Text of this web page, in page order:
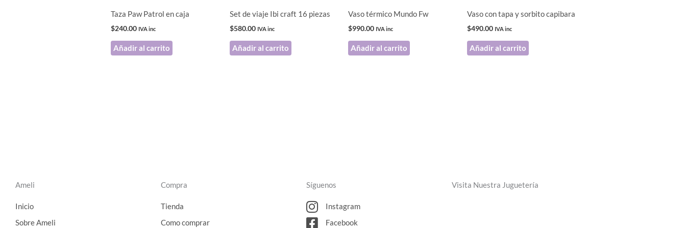
Taza Paw Patrol en caja
$240.00 IVA inc
Añadir al carrito
Set de viaje Ibi craft 16 piezas
$580.00 IVA inc
Añadir al carrito
Vaso térmico Mundo Fw
$990.00 IVA inc
Añadir al carrito
Vaso con tapa y sorbito capibara
$490.00 IVA inc
Añadir al carrito
Ameli
Inicio
Sobre Ameli
Compra
Tienda
Como comprar
Síguenos
Instagram
Facebook
Visita Nuestra Juguetería